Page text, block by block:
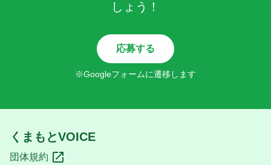
しょう！
応募する
※Googleフォームに遷移します
くまもとVOICE
団体規約